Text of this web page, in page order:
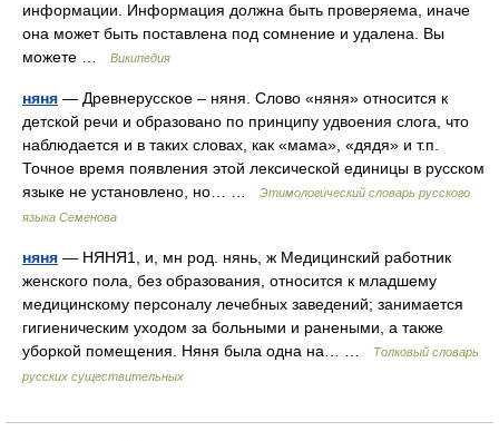
информации. Информация должна быть проверяема, иначе
она может быть поставлена под сомнение и удалена. Вы
можете …
Википедия
няня — Древнерусское – няня. Слово «няня» относится к
детской речи и образовано по принципу удвоения слога, что
наблюдается и в таких словах, как «мама», «дядя» и т.п.
Точное время появления этой лексической единицы в русском
языке не установлено, но… …
Этимологический словарь русского
языка Семенова
няня — НЯНЯ1, и, мн род. нянь, ж Медицинский работник
женского пола, без образования, относится к младшему
медицинскому персоналу лечебных заведений; занимается
гигиеническим уходом за больными и ранеными, а также
уборкой помещения. Няня была одна на… …
Толковый словарь
русских существительных